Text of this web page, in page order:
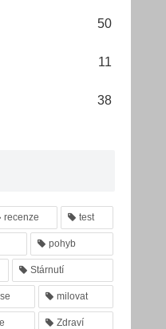
50
11
38
recenze test
pohyb
Stárnutí
milovat
Zdraví